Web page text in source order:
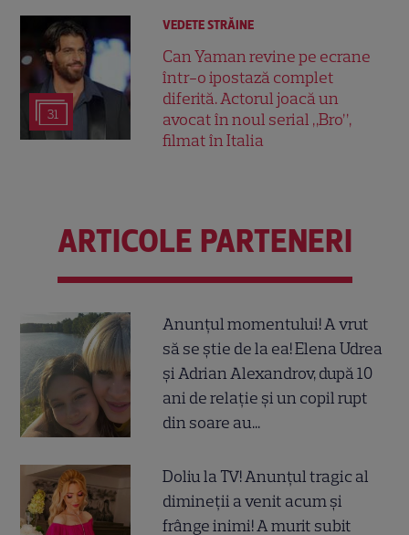
31
VEDETE STRĂINE
Can Yaman revine pe ecrane
într-o ipostază complet
diferită. Actorul joacă un
avocat în noul serial „Bro”,
filmat în Italia
ARTICOLE PARTENERI
Anunțul momentului! A vrut
să se știe de la ea! Elena Udrea
și Adrian Alexandrov, după 10
ani de relație și un copil rupt
din soare au...
Doliu la TV! Anunțul tragic al
dimineții a venit acum și
frânge inimi! A murit subit